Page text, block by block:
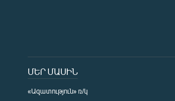
ՄԵՐ ՄԱՍԻՆ
«Ազատություն» ռ/կ